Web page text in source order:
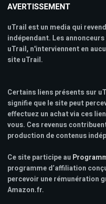
AVERTISSEMENT
uTrail est un media qui
indépendant. Les
uTrail, n'interviennent en
site uTrail.
Certains liens présents sur
signifie que le site peut
effectuez un achat via ces
vous. Ces revenus
production de contenus
Ce site participe au
programme d’affiliation
percevoir une rémunération
Amazon.fr.